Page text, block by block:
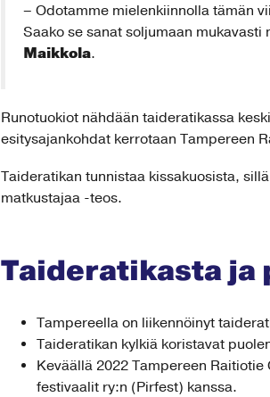
– Odotamme mielenkiinnolla tämän
Saako se sanat soljumaan
Maikkola.
Runotuokiot nähdään taideratikassa
esitysajankohdat kerrotaan Tampereen
Taideratikan tunnistaa kissakuosista,
matkustajaa -teos.
Taideratikasta
Tampereella on liikennöinyt
Taideratikan kylkiä koristavat
Keväällä 2022 Tampereen
festivaalit ry:n (Pirfest) kanssa.